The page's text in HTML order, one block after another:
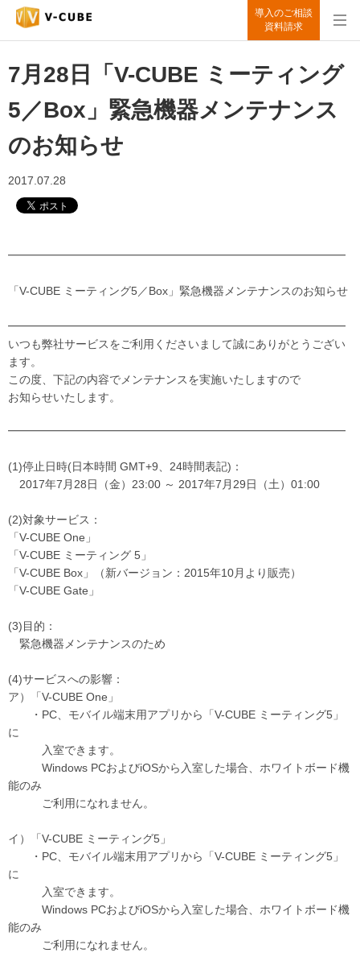
導入のご相談
資料請求
7月28日「V-CUBE ミーティング
5／Box」緊急機器メンテナンス
のお知らせ
2017.07.28
━━━━━━━━━━━━━━━━━━━━━━━━━━━━━━
「V-CUBE ミーティング5／Box」緊急機器メンテナンスのお知らせ
━━━━━━━━━━━━━━━━━━━━━━━━━━━━━━
いつも弊社サービスをご利用くださいまして誠にありがとうござい
ます。
この度、下記の内容でメンテナンスを実施いたしますので
お知らせいたします。
━━━━━━━━━━━━━━━━━━━━━━━━━━━━━━
(1)停止日時(日本時間 GMT+9、24時間表記)：
2017年7月28日（金）23:00 ～ 2017年7月29日（土）01:00
(2)対象サービス：
「V-CUBE One」
「V-CUBE ミーティング 5」
「V-CUBE Box」（新バージョン：2015年10月より販売）
「V-CUBE Gate」
(3)目的：
緊急機器メンテナンスのため
(4)サービスへの影響：
ア）「V-CUBE One」
・PC、モバイル端末用アプリから「V-CUBE ミーティング5」
に
入室できます。
Windows PCおよびiOSから入室した場合、ホワイトボード機
能のみ
ご利用になれません。
イ）「V-CUBE ミーティング5」
・PC、モバイル端末用アプリから「V-CUBE ミーティング5」
に
入室できます。
Windows PCおよびiOSから入室した場合、ホワイトボード機
能のみ
ご利用になれません。